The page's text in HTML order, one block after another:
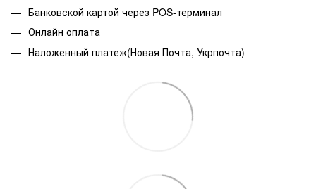
Банковской картой через POS-терминал
Онлайн оплата
Наложенный платеж(Новая Почта, Укрпочта)